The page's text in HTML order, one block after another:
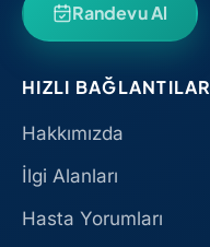
Randevu Al
HIZLI BAĞLANTILAR
Hakkımızda
İlgi Alanları
Hasta Yorumları